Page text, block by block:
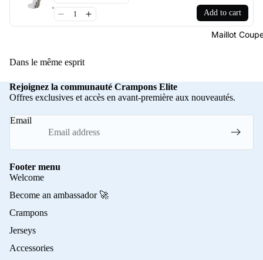
Maillot
Add to cart
Dans le même esprit
Rejoignez la communauté Crampons Elite
Offres exclusives et accès en avant-première aux nouveautés.
Email
Footer menu
Welcome
Become an ambassador 🚀
Crampons
Jerseys
Accessories